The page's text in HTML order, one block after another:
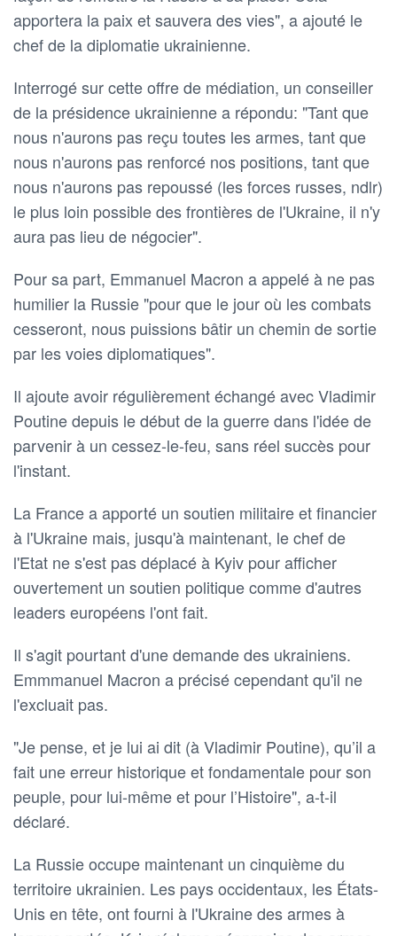
apportera la paix et sauvera des vies", a ajouté le
chef de la diplomatie ukrainienne.
Interrogé sur cette offre de médiation, un conseiller
de la présidence ukrainienne a répondu: "Tant que
nous n'aurons pas reçu toutes les armes, tant que
nous n'aurons pas renforcé nos positions, tant que
nous n'aurons pas repoussé (les forces russes, ndlr)
le plus loin possible des frontières de l'Ukraine, il n'y
aura pas lieu de négocier".
Pour sa part, Emmanuel Macron a appelé à ne pas
humilier la Russie "pour que le jour où les combats
cesseront, nous puissions bâtir un chemin de sortie
par les voies diplomatiques".
Il ajoute avoir régulièrement échangé avec Vladimir
Poutine depuis le début de la guerre dans l'idée de
parvenir à un cessez-le-feu, sans réel succès pour
l'instant.
La France a apporté un soutien militaire et financier
à l'Ukraine mais, jusqu'à maintenant, le chef de
l'Etat ne s'est pas déplacé à Kyiv pour afficher
ouvertement un soutien politique comme d'autres
leaders européens l'ont fait.
Il s'agit pourtant d'une demande des ukrainiens.
Emmmanuel Macron a précisé cependant qu'il ne
l'excluait pas.
"Je pense, et je lui ai dit (à Vladimir Poutine), qu’il a
fait une erreur historique et fondamentale pour son
peuple, pour lui-même et pour l’Histoire", a-t-il
déclaré.
La Russie occupe maintenant un cinquième du
territoire ukrainien. Les pays occidentaux, les États-
Unis en tête, ont fourni à l'Ukraine des armes à